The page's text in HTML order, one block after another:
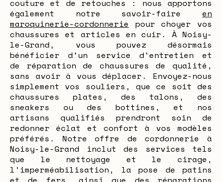
couture et de retouches : nous apportons
également notre savoir-faire en
maroquinerie-cordonnerie pour choyer vos
chaussures et articles en cuir. À Noisy-
le-Grand, vous pouvez désormais
bénéficier d'un service d'entretien et
de réparation de chaussures de qualité,
sans avoir à vous déplacer. Envoyez-nous
simplement vos souliers, que ce soit des
chaussures plates, des talons, des
sneakers ou des bottines, et nos
artisans qualifiés prendront soin de
redonner éclat et confort à vos modèles
préférés. Notre offre de cordonnerie à
Noisy-le-Grand inclut des services tels
que le nettoyage et le cirage,
l'imperméabilisation, la pose de patins